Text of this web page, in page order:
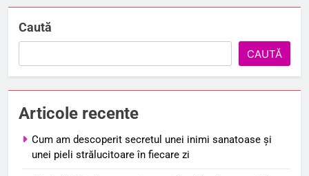
Caută
CAUTĂ
Articole recente
Cum am descoperit secretul unei inimi sanatoase și
unei pieli strălucitoare în fiecare zi